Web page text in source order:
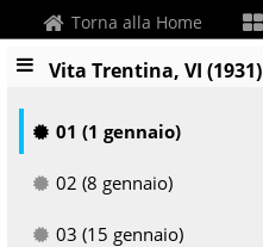
Torna alla Home
Vita Trentina, VI (1931)
01 (1 gennaio)
02 (8 gennaio)
03 (15 gennaio)